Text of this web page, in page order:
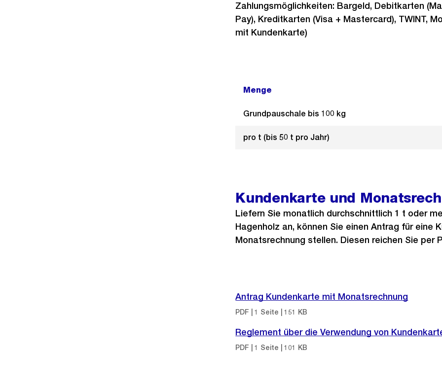
Zahlungsmöglichkeiten: Bargeld, Debitkarten
Pay), Kreditkarten (Visa + Mastercard), TWINT,
mit Kundenkarte)
Menge
Grundpauschale bis 100 kg
pro t (bis 50 t pro Jahr)
Kundenkarte und
Liefern Sie monatlich durchschnittlich 1 t oder
Hagenholz an, können Sie einen Antrag für eine
Monatsrechnung stellen. Diesen reichen Sie per
Antrag Kundenkarte mit Monatsrechnung
PDF | 1 Seite | 151 KB
Reglement über die Verwendung von
PDF | 1 Seite | 101 KB